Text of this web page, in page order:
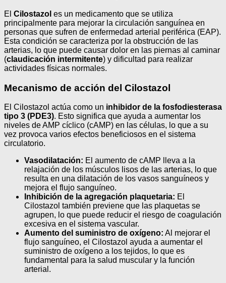
El Cilostazol es un medicamento que se utiliza
principalmente para mejorar la circulación sanguínea en
personas que sufren de enfermedad arterial periférica (EAP).
Esta condición se caracteriza por la obstrucción de las
arterias, lo que puede causar dolor en las piernas al caminar
(claudicación intermitente) y dificultad para realizar
actividades físicas normales.
Mecanismo de acción del Cilostazol
El Cilostazol actúa como un inhibidor de la fosfodiesterasa
tipo 3 (PDE3). Esto significa que ayuda a aumentar los
niveles de AMP cíclico (cAMP) en las células, lo que a su
vez provoca varios efectos beneficiosos en el sistema
circulatorio.
Vasodilatación: El aumento de cAMP lleva a la
relajación de los músculos lisos de las arterias, lo que
resulta en una dilatación de los vasos sanguíneos y
mejora el flujo sanguíneo.
Inhibición de la agregación plaquetaria: El
Cilostazol también previene que las plaquetas se
agrupen, lo que puede reducir el riesgo de coagulación
excesiva en el sistema vascular.
Aumento del suministro de oxígeno: Al mejorar el
flujo sanguíneo, el Cilostazol ayuda a aumentar el
suministro de oxígeno a los tejidos, lo que es
fundamental para la salud muscular y la función
arterial.